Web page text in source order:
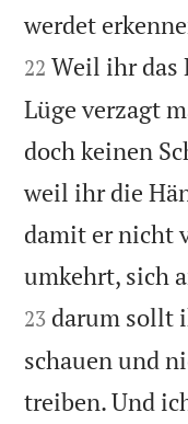
werdet
22 Weil ihr das
Lüge verzagt
doch keinen
weil ihr die
damit er nicht
umkehrt, sich
23 darum sollt
schauen und
treiben. Und